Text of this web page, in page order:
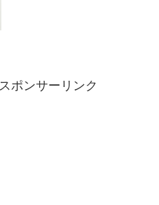
スポンサーリンク